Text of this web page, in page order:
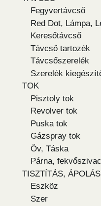
Fegyvertávcső
Red Dot, Lámpa,
Keresőtávcső
Távcső tartozék
Távcsőszerelék
Szerelék
TOK
Pisztoly tok
Revolver tok
Puska tok
Gázspray tok
Öv, Táska
Párna,
TISZTÍTÁS, ÁPOLÁS
Eszköz
Szer